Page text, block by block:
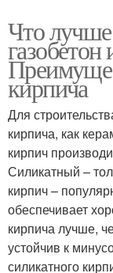
Что лучше
кирпича
Для
кирпича, как
кирпич
Силикатный –
кирпич –
обеспечивает
кирпича лучше,
устойчив к
силикатного